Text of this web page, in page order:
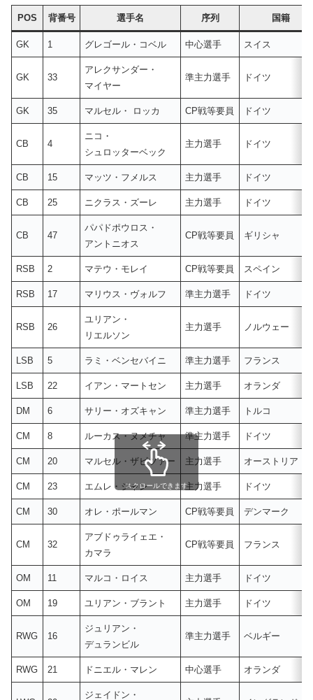
POS 背番号 選手名 序列 国籍
GK 1 グレゴール・コベル 中心選手 スイス
GK 33
アレクサンダー・
マイヤー
準主力選手 ドイツ
GK 35 マルセル・ ロッカ CP戦等要員 ドイツ
CB 4
ニコ・
シュロッターベック
主力選手 ドイツ
CB 15 マッツ・フメルス 主力選手 ドイツ
CB 25 ニクラス・ズーレ 主力選手 ドイツ
CB 47
パパドポウロス・
アントニオス
CP戦等要員 ギリシャ
RSB 2 マテウ・モレイ CP戦等要員 スペイン
RSB 17 マリウス・ヴォルフ 準主力選手 ドイツ
RSB 26
ユリアン・
リエルソン
主力選手 ノルウェー
LSB 5 ラミ・ベンセバイニ 準主力選手 フランス
LSB 22 イアン・マートセン 主力選手 オランダ
DM 6 サリー・オズキャン 準主力選手 トルコ
CM 8 ルーカス・ヌメチャ 準主力選手 ドイツ
CM 20 マルセル・ザビツァー 主力選手 オーストリア
CM 23 エムレ・ジャン 主力選手 ドイツ
CM 30 オレ・ポールマン CP戦等要員 デンマーク
CM 32
アブドゥライェエ・
カマラ
CP戦等要員 フランス
OM 11 マルコ・ロイス 主力選手 ドイツ
OM 19 ユリアン・ブラント 主力選手 ドイツ
RWG 16
ジュリアン・
デュランビル
準主力選手 ベルギー
RWG 21 ドニエル・マレン 中心選手 オランダ
ジェイドン・
スクロールできます